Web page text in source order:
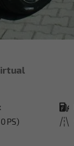
Kraftstoff
PS) Kilometerstand